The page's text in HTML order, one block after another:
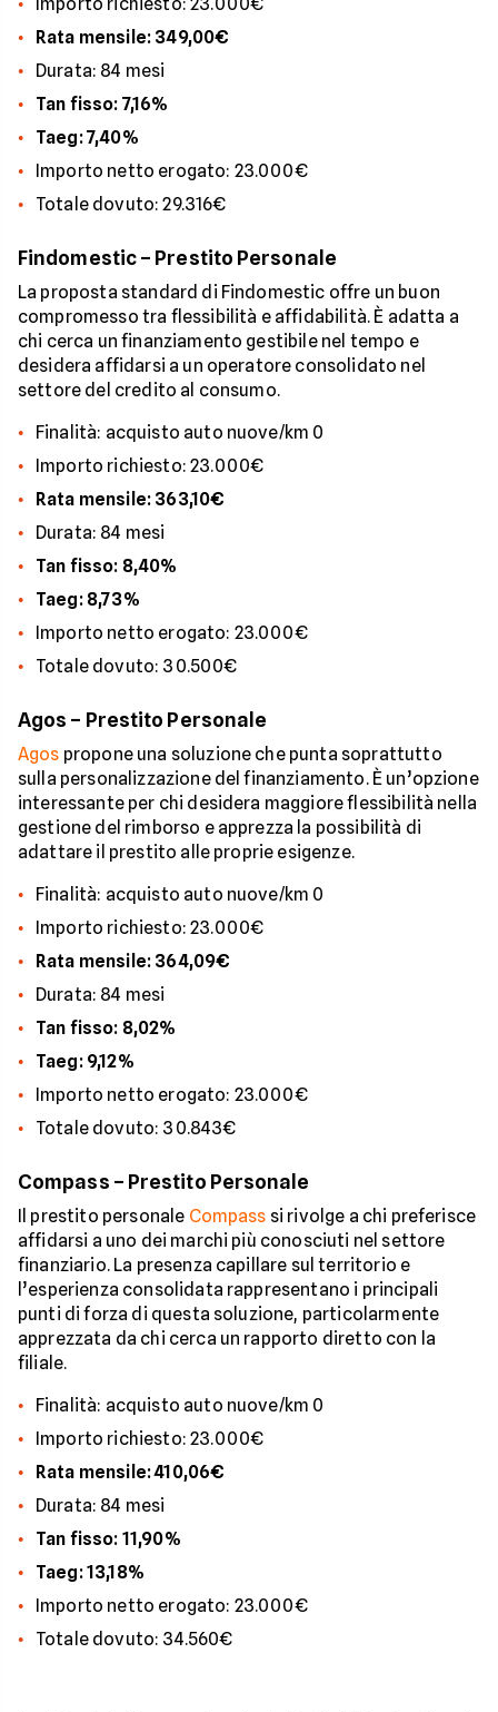
Rata mensile: 349,00€
Durata: 84 mesi
Tan fisso: 7,16%
Taeg: 7,40%
Importo netto erogato: 23.000€
Totale dovuto: 29.316€
Findomestic – Prestito Personale
La proposta standard di Findomestic offre un buon
compromesso tra flessibilità e affidabilità. È adatta a
chi cerca un finanziamento gestibile nel tempo e
desidera affidarsi a un operatore consolidato nel
settore del credito al consumo.
Finalità: acquisto auto nuove/km 0
Importo richiesto: 23.000€
Rata mensile: 363,10€
Durata: 84 mesi
Tan fisso: 8,40%
Taeg: 8,73%
Importo netto erogato: 23.000€
Totale dovuto: 30.500€
Agos – Prestito Personale
Agos propone una soluzione che punta soprattutto
sulla personalizzazione del finanziamento. È un’opzione
interessante per chi desidera maggiore flessibilità nella
gestione del rimborso e apprezza la possibilità di
adattare il prestito alle proprie esigenze.
Finalità: acquisto auto nuove/km 0
Importo richiesto: 23.000€
Rata mensile: 364,09€
Durata: 84 mesi
Tan fisso: 8,02%
Taeg: 9,12%
Importo netto erogato: 23.000€
Totale dovuto: 30.843€
Compass – Prestito Personale
Il prestito personale Compass si rivolge a chi preferisce
affidarsi a uno dei marchi più conosciuti nel settore
finanziario. La presenza capillare sul territorio e
l’esperienza consolidata rappresentano i principali
punti di forza di questa soluzione, particolarmente
apprezzata da chi cerca un rapporto diretto con la
filiale.
Finalità: acquisto auto nuove/km 0
Importo richiesto: 23.000€
Rata mensile: 410,06€
Durata: 84 mesi
Tan fisso: 11,90%
Taeg: 13,18%
Importo netto erogato: 23.000€
Totale dovuto: 34.560€